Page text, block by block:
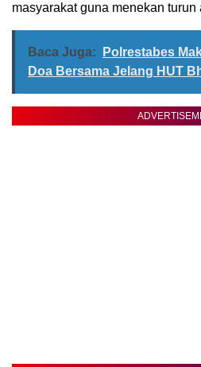
masyarakat guna menekan turun
Baca Juga:
Polrestabes
Doa Bersama Jelang HUT